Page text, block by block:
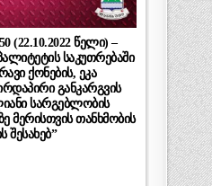
(22.10.2022 წელი) –
საკუთრებაში
ქონების, ეკა
განკარგვის
სარგებლობის
მერისთვის თანხმობის
შესახებ”